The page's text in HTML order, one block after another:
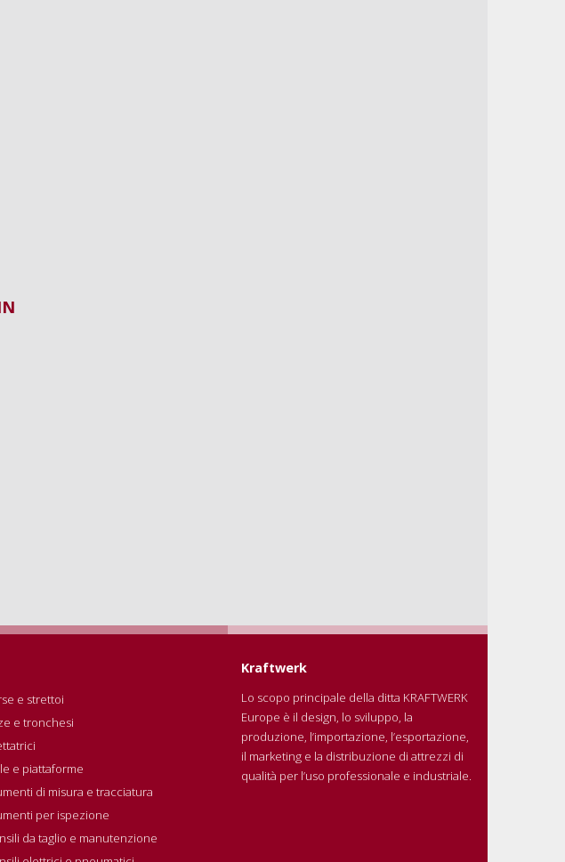
e strettoi
e tronchesi
e piattaforme
di misura e tracciatura
per ispezione
da taglio e manutenzione
Kraftwerk
Lo scopo principale della ditta KRAFTWERK
Europe è il design, lo sviluppo, la
produzione, l’importazione, l’esportazione,
il marketing e la distribuzione di attrezzi di
qualità per l’uso professionale e industriale.